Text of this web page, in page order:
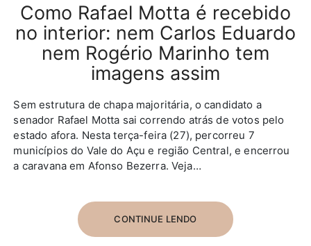
Como Rafael Motta é recebido
no interior: nem Carlos Eduardo
nem Rogério Marinho tem
imagens assim
Sem estrutura de chapa majoritária, o candidato a
senador Rafael Motta sai correndo atrás de votos pelo
estado afora. Nesta terça-feira (27), percorreu 7
municípios do Vale do Açu e região Central, e encerrou
a caravana em Afonso Bezerra. Veja…
CONTINUE LENDO